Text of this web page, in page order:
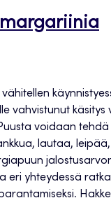
vahvistunut käsitys
voidaan tehdä
lautaa,
eri yhteydessä